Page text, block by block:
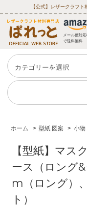
【公式】レザークラフ
メール便対
で送料無料
ホーム > 型紙 図案 > 小物
【型紙】マス
ース（ロング
m（ロング）
ト）